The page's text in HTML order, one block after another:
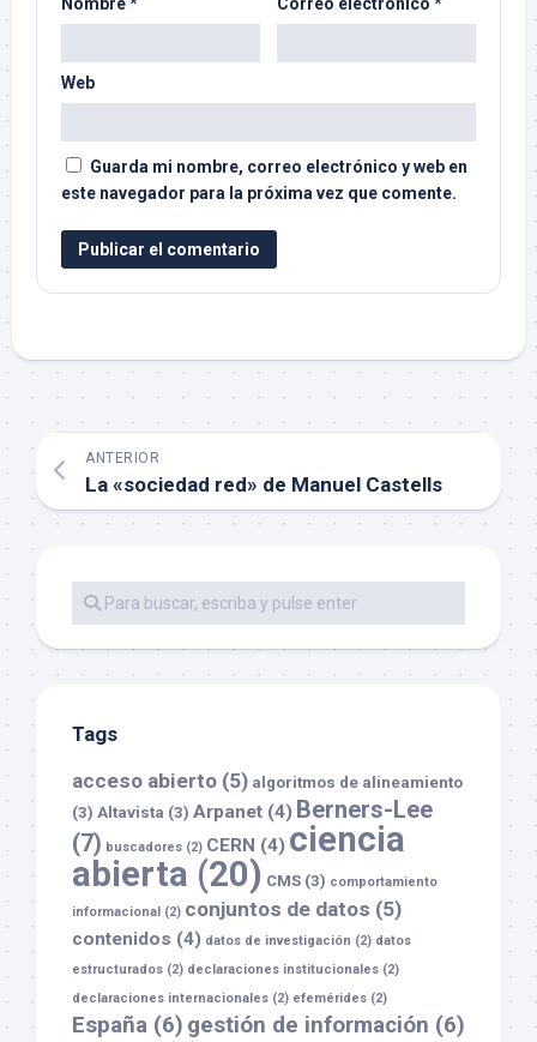
Web
Guarda mi nombre, correo electrónico y web en
este navegador para la próxima vez que comente.
ANTERIOR
La «sociedad red» de Manuel Castells
Tags
acceso abierto (5) algoritmos de alineamiento
(3) Altavista (3) Arpanet (4) Berners-Lee
(7) buscadores (2) CERN (4) ciencia
abierta (20) CMS (3) comportamiento
informacional (2) conjuntos de datos (5)
contenidos (4) datos de investigación (2) datos
estructurados (2) declaraciones institucionales (2)
declaraciones internacionales (2) efemérides (2)
España (6) gestión de información (6)